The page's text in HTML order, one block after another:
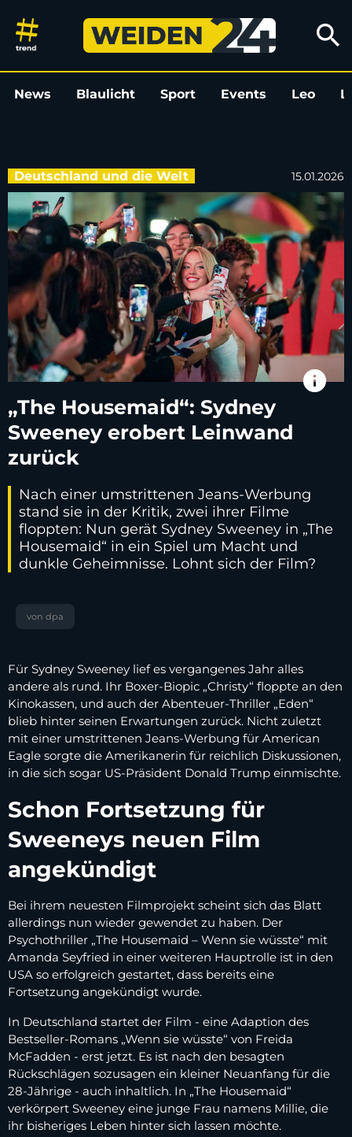
„The Housemaid“: Sydney
search
News Blaulicht Sport Events Leo
Deutschland und die Welt 15.01.2026
info
„The Housemaid“: Sydney
Sweeney erobert Leinwand
zurück
Nach einer umstrittenen Jeans-Werbung
stand sie in der Kritik, zwei ihrer Filme
floppten: Nun gerät Sydney Sweeney in „The
Housemaid“ in ein Spiel um Macht und
dunkle Geheimnisse. Lohnt sich der Film?
von dpa
Für Sydney Sweeney lief es vergangenes Jahr alles
andere als rund. Ihr Boxer-Biopic „Christy“ floppte an den
Kinokassen, und auch der Abenteuer-Thriller „Eden“
blieb hinter seinen Erwartungen zurück. Nicht zuletzt
mit einer umstrittenen Jeans-Werbung für American
Eagle sorgte die Amerikanerin für reichlich Diskussionen,
in die sich sogar US-Präsident Donald Trump einmischte.
Schon Fortsetzung für
Sweeneys neuen Film
angekündigt
Bei ihrem neuesten Filmprojekt scheint sich das Blatt
allerdings nun wieder gewendet zu haben. Der
Psychothriller „The Housemaid – Wenn sie wüsste“ mit
Amanda Seyfried in einer weiteren Hauptrolle ist in den
USA so erfolgreich gestartet, dass bereits eine
Fortsetzung angekündigt wurde.
In Deutschland startet der Film - eine Adaption des
Bestseller-Romans „Wenn sie wüsste“ von Freida
McFadden - erst jetzt. Es ist nach den besagten
Rückschlägen sozusagen ein kleiner Neuanfang für die
28-Jährige - auch inhaltlich. In „The Housemaid“
verkörpert Sweeney eine junge Frau namens Millie, die
ihr bisheriges Leben hinter sich lassen möchte.